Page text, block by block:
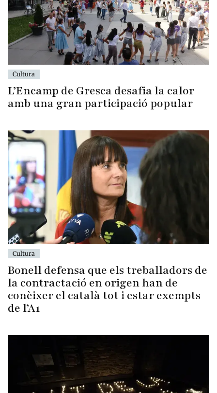
Cultura
L’Encamp de Gresca desafia la calor
amb una gran participació popular
Cultura
Bonell defensa que els treballadors de
la contractació en origen han de
conèixer el català tot i estar exempts
de l’A1